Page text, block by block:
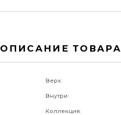
ОПИСАНИЕ ТОВАРА
Верх:
Внутри:
Коллекция: